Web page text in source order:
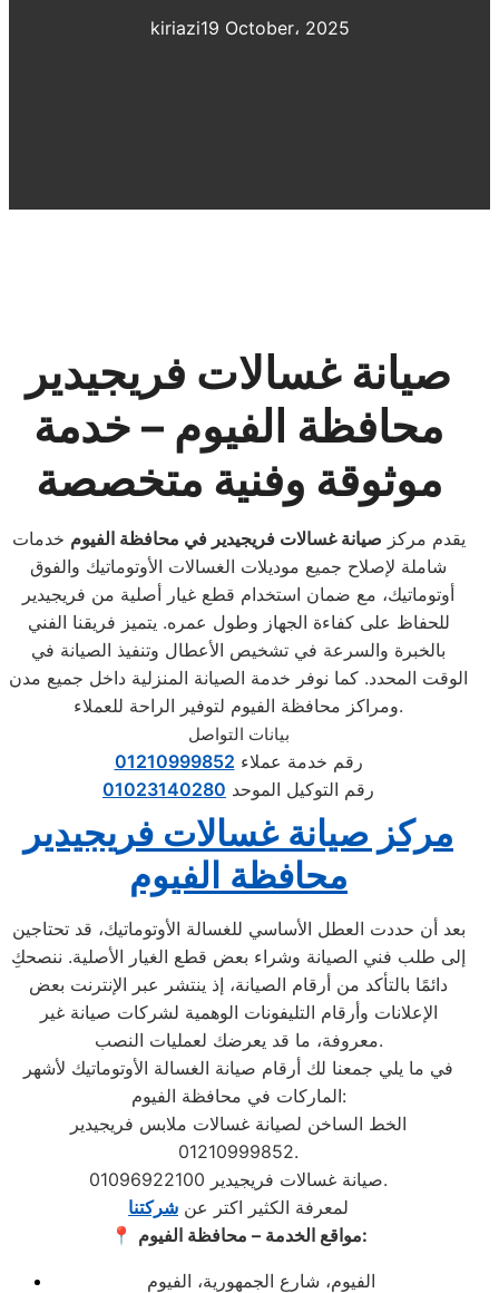
kiriazi19 October، 2025
صيانة غسالات فريجيدير
محافظة الفيوم – خدمة
موثوقة وفنية متخصصة
يقدم مركز صيانة غسالات فريجيدير في محافظة الفيوم خدمات
شاملة لإصلاح جميع موديلات الغسالات الأوتوماتيك والفوق
أوتوماتيك، مع ضمان استخدام قطع غيار أصلية من فريجيدير
للحفاظ على كفاءة الجهاز وطول عمره. يتميز فريقنا الفني
بالخبرة والسرعة في تشخيص الأعطال وتنفيذ الصيانة في
الوقت المحدد. كما نوفر خدمة الصيانة المنزلية داخل جميع مدن
ومراكز محافظة الفيوم لتوفير الراحة للعملاء.
بيانات التواصل
رقم خدمة عملاء 01210999852
رقم التوكيل الموحد 01023140280
مركز صيانة غسالات فريجيدير
محافظة الفيوم
بعد أن حددت العطل الأساسي للغسالة الأوتوماتيك، قد تحتاجين
إلى طلب فني الصيانة وشراء بعض قطع الغيار الأصلية. ننصحكِ
دائمًا بالتأكد من أرقام الصيانة، إذ ينتشر عبر الإنترنت بعض
الإعلانات وأرقام التليفونات الوهمية لشركات صيانة غير
معروفة، ما قد يعرضك لعمليات النصب.
في ما يلي جمعنا لك أرقام صيانة الغسالة الأوتوماتيك لأشهر
الماركات في محافظة الفيوم:
الخط الساخن لصيانة غسالات ملابس فريجيدير
01210999852.
صيانة غسالات فريجيدير 01096922100.
لمعرفة الكثير اكتر عن شركتنا
📍
مواقع الخدمة – محافظة الفيوم:
الفيوم، شارع الجمهورية، الفيوم